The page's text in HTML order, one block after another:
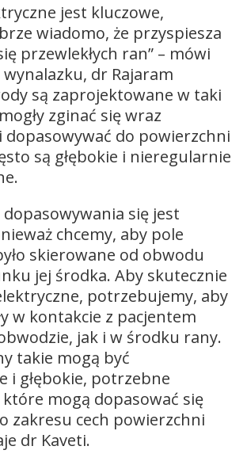
jest kluczowe,
wiadomo, że przyspiesza
przewlekłych ran” – mówi
dr Rajaram
są zaprojektowane w taki
zginać się wraz
dopasowywać do powierzchni
są głębokie i nieregularnie
dopasowywania się jest
chcemy, aby pole
skierowane od obwodu
jej środka. Aby skutecznie
potrzebujemy, aby
w kontakcie z pacjentem
jak i w środku rany.
takie mogą być
i głębokie, potrzebne
mogą dopasować się
zakresu cech powierzchni
dr Kaveti.